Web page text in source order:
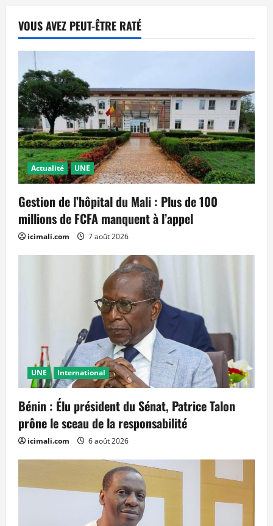
VOUS AVEZ PEUT-ÊTRE RATÉ
Actualité UNE
Gestion de l’hôpital du Mali : Plus de 100
millions de FCFA manquent à l’appel
icimali.com 7 août 2026
UNE International
Bénin : Élu président du Sénat, Patrice Talon
prône le sceau de la responsabilité
icimali.com 6 août 2026